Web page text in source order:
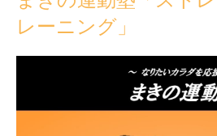
レーニング」